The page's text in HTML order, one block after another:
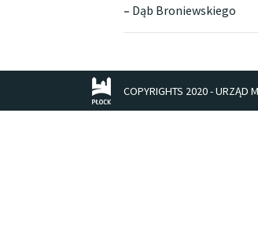
– Dąb Broniewskiego
COPYRIGHTS 2020 - URZĄD